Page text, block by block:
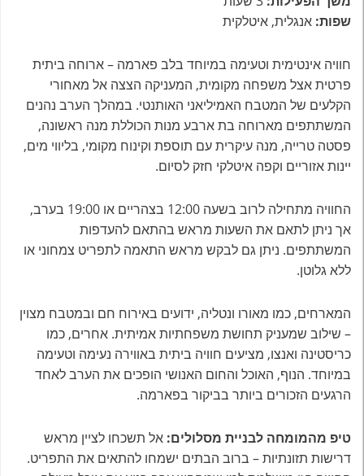
שפות: אנגלית, איטלקית
חוויה אינטימית וטעימה במיוחד בלב פארמה – ארוחה ביתית
פרטית אצל משפחה מקומית, המעניקה הצצה אל מאחורי
הקלעים של המטבח האמיליאני האותנטי. במהלך הערב נהנים
המשתתפים מארוחה בת ארבע מנות הכוללת מנה ראשונה,
פסטה טרייה, מנה עיקרית עם תוספת וקינוח מקומי, בליווי מים,
יינות אזוריים וקפה איטלקי חזק לסיום.
החוויה מתחילה לרוב בשעה 12:00 בצהריים או 19:00 בערב,
אך ניתן לתאם את השעות מראש בהתאם להעדפות
המשתתפים. ניתן גם לבקש מראש התאמה לתפריט צמחוני או
ללא גלוטן.
המארחים, כמו מאורו ונטליה, ידועים באירוח חם ובמטבח מצוין
– שילוב שמעניק תחושת משפחתיות אמיתית. אחרים, כמו
כריסטינה ואנצו, מציעים חוויה ביתית באווירה נעימה וטעימה
במיוחד. הנוף, האוכל והחום האנושי הופכים את הערב לאחד
הרגעים הזכורים ביותר בביקור בפארמה.
טיפ מהמומחה לבניית מסלולים: אל תשכחו לציין מראש
דרישות תזונתיות – ברוב הבתים ישמחו להתאים את התפריט.